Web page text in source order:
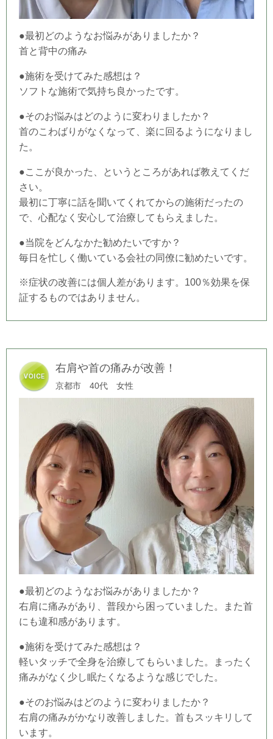
●最初どのようなお悩みがありましたか？
首と背中の痛み
●施術を受けてみた感想は？
ソフトな施術で気持ち良かったです。
●そのお悩みはどのように変わりましたか？
首のこわばりがなくなって、楽に回るようになりまし
た。
●ここが良かった、というところがあれば教えてくだ
さい。
最初に丁寧に話を聞いてくれてからの施術だったの
で、心配なく安心して治療してもらえました。
●当 院をどんなかた勧めたいですか？
毎日を忙しく働いている会社の同僚に勧めたいです。
※症状の改善には個人差があります。100％効果を保
証するものではありません。
右肩や首の痛みが改善！
京都市 40代 女性
●最初どのようなお悩みがありましたか？
右肩に痛みがあり、普段から困っていました。また首
にも違和感があります。
●施術を受けてみた感想は？
軽いタッチで全身を治療してもらいました。まったく
痛みがなく少し眠たくなるような感じでした。
●そのお悩みはどのように変わりましたか？
右肩の痛みがかなり改善しました。首もスッキリして
います。